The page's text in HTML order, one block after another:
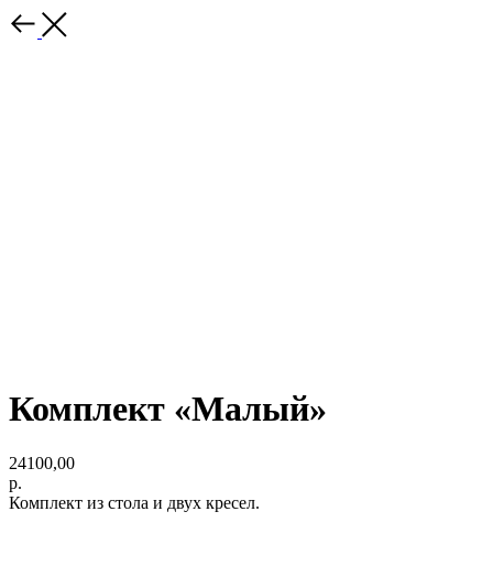
Комплект «Малый»
24100,00
р.
Комплект из стола и двух кресел.